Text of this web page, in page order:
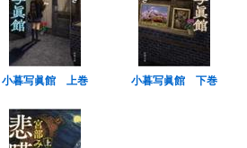
小暮写眞館 上巻 小暮写眞館 下巻